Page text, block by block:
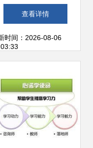
全市首个家庭教育
电话咨询服务热线
查看详情
时间：2026-08-06